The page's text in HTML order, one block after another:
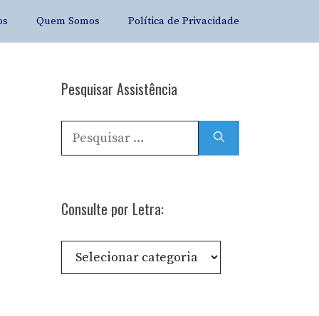
Quem Somos Política de Privacidade
Pesquisar Assistência
Pesquisar
por:
Consulte por Letra:
Consulte